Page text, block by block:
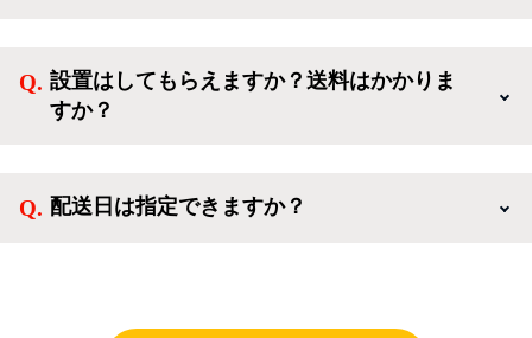
活を応援するような家電セットから、季節・空調家
電、調理家電、生活家電まで、幅広く中古家電を取り
設置はしてもらえますか？送料はかかりま
すか？
神奈川・千葉)において自社配送を選択いただくこと
配送日は指定できますか？
話にて日時決定に関するご連絡をさせて頂きます。